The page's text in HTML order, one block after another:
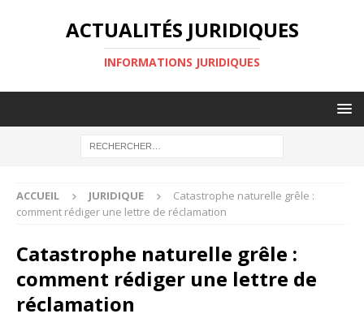
ACTUALITÉS JURIDIQUES
INFORMATIONS JURIDIQUES
ACCUEIL JURIDIQUE
Catastrophe naturelle grêle :
comment rédiger une lettre de réclamation
Catastrophe naturelle grêle :
comment rédiger une lettre de
réclamation